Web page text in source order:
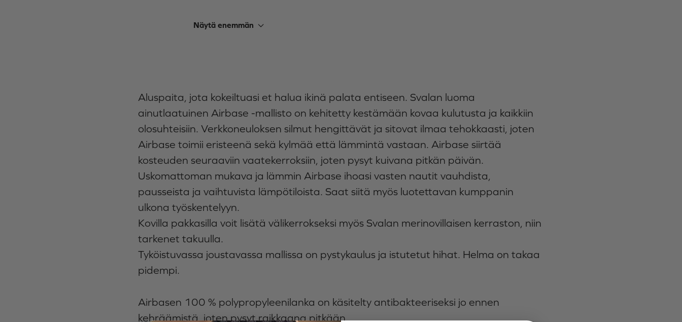
Näytä enemmän
Aluspaita, jota kokeiltuasi et halua ikinä palata entiseen. Svalan luoma
ainutlaatuinen Airbase -mallisto on kehitetty kestämään kovaa kulutusta ja kaikkiin
olosuhteisiin. Verkkoneuloksen silmut hengittävät ja sitovat ilmaa tehokkaasti, joten
Airbase toimii eristeenä sekä kylmää että lämmintä vastaan. Airbase siirtää
kosteuden seuraaviin vaatekerroksiin, joten pysyt kuivana pitkän päivän.
Uskomattoman mukava ja lämmin Airbase ihoasi vasten nautit vauhdista,
pausseista ja vaihtuvista lämpötiloista. Saat siitä myös luotettavan kumppanin
ulkona työskentelyyn.
Kovilla pakkasilla voit lisätä välikerrokseksi myös Svalan merinovillaisen kerraston, niin
tarkenet takuulla.
Tyköistuvassa joustavassa mallissa on pystykaulus ja istutetut hihat. Helma on takaa
pidempi.
Airbasen 100 % polypropyleenilanka on käsitelty antibakteeriseksi jo ennen
kehräämistä, joten pysyt raikkaana pitkään.